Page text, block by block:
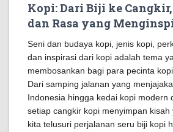
Kopi: Dari Biji ke
dan Rasa yang
Seni dan budaya kopi, jenis kopi,
dan inspirasi dari kopi adalah tema
membosankan bagi para pecinta
Dari samping jalanan yang
Indonesia hingga kedai kopi modern
setiap cangkir kopi menyimpan kisah
kita telusuri perjalanan seru biji kopi